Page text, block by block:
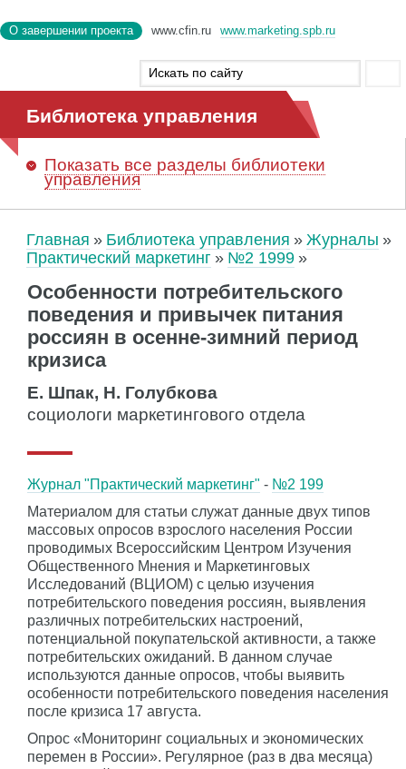
О завершении проекта www.cfin.ru www.marketing.spb.ru
Библиотека управления
Показать все разделы библиотеки
управления
Главная Библиотека управления
Журналы
Практический маркетинг
№2 1999
Особенности потребительского
поведения и привычек питания
россиян в осенне-зимний период
кризиса
Е. Шпак, Н. Голубкова
социологи маркетингового отдела
Журнал "Практический маркетинг" - №2 199
Материалом для статьи служат данные двух типов
массовых опросов взрослого населения России
проводимых Всероссийским Центром Изучения
Общественного Мнения и Маркетинговых
Исследований (ВЦИОМ) с целью изучения
потребительского поведения россиян, выявления
различных потребительских настроений,
потенциальной покупательской активности, а также
потребительских ожиданий. В данном случае
используются данные опросов, чтобы выявить
особенности потребительского поведения населения
после кризиса 17 августа.
Опрос «Мониторинг социальных и экономических
перемен в России». Регулярное (раз в два месяца)